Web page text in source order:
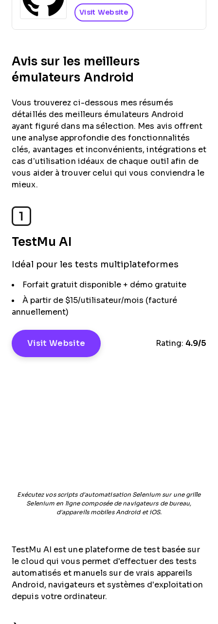
Visit Website
Avis sur les meilleurs
émulateurs Android
Vous trouverez ci-dessous mes résumés
détaillés des meilleurs émulateurs Android
ayant figuré dans ma sélection. Mes avis offrent
une analyse approfondie des fonctionnalités
clés, avantages et inconvénients, intégrations et
cas d’utilisation idéaux de chaque outil afin de
vous aider à trouver celui qui vous conviendra le
mieux.
1
TestMu AI
Idéal pour les tests multiplateformes
Forfait gratuit disponible + démo gratuite
À partir de $15/utilisateur/mois (facturé
annuellement)
Visit Website Rating: 4.9/5
Exécutez vos scripts d'automatisation Selenium sur une grille
Selenium en ligne composée de navigateurs de bureau,
d'appareils mobiles Android et iOS.
TestMu AI est une plateforme de test basée sur
le cloud qui vous permet d'effectuer des tests
automatisés et manuels sur de vrais appareils
Android, navigateurs et systèmes d'exploitation
depuis votre ordinateur.